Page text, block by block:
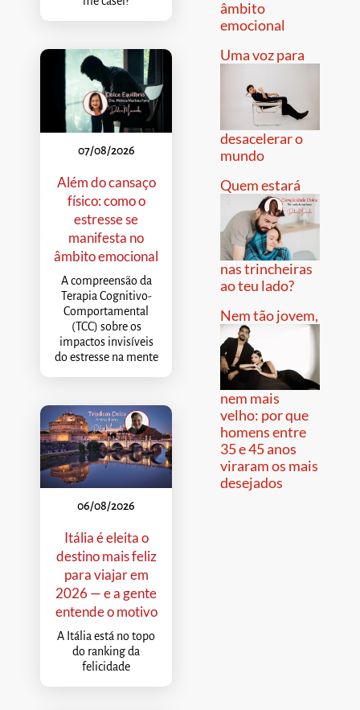
07/08/2026
Além do cansaço
físico: como o
estresse se
manifesta no
âmbito emocional
A compreensão da
Terapia Cognitivo-
Comportamental
(TCC) sobre os
impactos invisíveis
do estresse na mente
06/08/2026
Itália é eleita o
destino mais feliz
para viajar em
2026 — e a gente
entende o motivo
A Itália está no topo
do ranking da
felicidade
âmbito
emocional
Uma voz para
desacelerar o
mundo
Quem estará
nas trincheiras
ao teu lado?
Nem tão jovem,
nem mais
velho: por que
homens entre
35 e 45 anos
viraram os mais
desejados